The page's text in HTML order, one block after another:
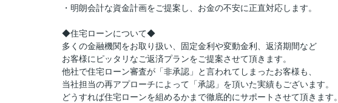
・明朗会計な資金計画をご提案し、お金の不安に正直対応します。
◆住宅ローンについて◆
多くの金融機関をお取り扱い、固定金利や変動金利、返済期間など
お客様にピッタリなご返済プランをご提案させて頂きます。
他社で住宅ローン審査が「非承認」と言われてしまったお客様も、
当社担当の再アプローチによって「承認」を頂いた実績もございます。
どうすれば住宅ローンを組めるかまで徹底的にサポートさせて頂きます。